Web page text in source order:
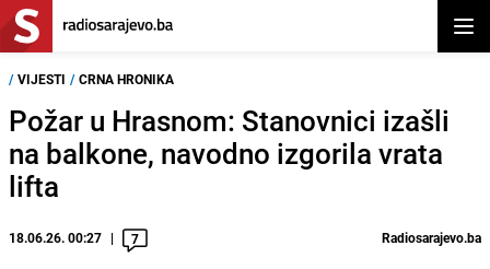
/ VIJESTI / CRNA HRONIKA
Požar u Hrasnom: Stanovnici izašli
na balkone, navodno izgorila vrata
lifta
18.06.26. 00:27 7 Radiosarajevo.ba